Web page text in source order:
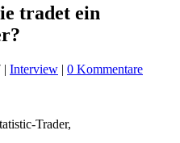
tradet ein
| Interview | 0 Kommentare
Trader,